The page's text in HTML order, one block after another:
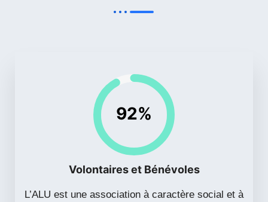
92%
Volontaires et Bénévoles
L’ALU est une association à caractère social et à